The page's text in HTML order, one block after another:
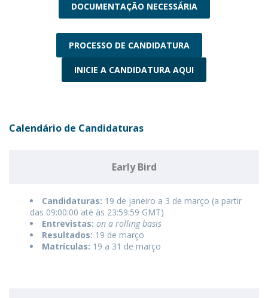
DOCUMENTAÇÃO NECESSÁRIA
PROCESSO DE CANDIDATURA
INICIE A CANDIDATURA AQUI
Calendário de Candidaturas
Early Bird
Candidaturas: 19 de janeiro a 3 de março (a partir
das 09:00:00 até às 23:59:59 GMT)
Entrevistas: on a rolling basis
Resultados: 19 de março
Matrículas: 19 a 31 de março